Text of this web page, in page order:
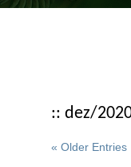
:: dez/
« Older Entries